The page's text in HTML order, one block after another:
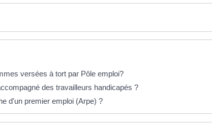
versées à tort par Pôle emploi?
des travailleurs handicapés ?
d'un premier emploi (Arpe) ?